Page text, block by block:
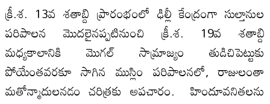
క్రీ.శ. 13వ శతాబ్ది ప్రారంభంలో ఢిల్లీ కేంద్రంగా సుల్తానుల
పరిపాలన మొదలైనప్పటినుంచి క్రీ.శ. 19వ శతాబ్ది
మధ్యకాలానికి మొగల్‌ సామ్రాజ్యం తుడిచిపెట్టుకు
పోయేంతవరకూ సాగిన ముస్లిం పరిపాలనలో, రాజులంతా
మతోన్మాదులనడం చరిత్రకు అపచారం. హిందూవనితలను